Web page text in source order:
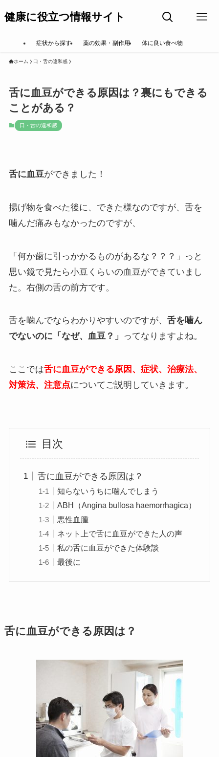
健康に役立つ情報サイト
症状から探す 薬の効果・副作用 体に良い食べ物
ホーム 口・舌の違和感
舌に血豆ができる原因は？裏にもできる
ことがある？
口・舌の違和感
舌に血豆ができました！
揚げ物を食べた後に、できた様なのですが、舌を
噛んだ痛みもなかったのですが、
「何か歯に引っかかるものがあるな？？？」っと
思い鏡で見たら小豆くらいの血豆ができていまし
た。右側の舌の前方です。
舌を噛んでならわかりやすいのですが、 舌を噛ん
でないのに「なぜ、血豆？」 ってなりますよね。
ここでは舌に血豆ができる原因、症状、治療法、
対策法、注意点についてご説明していきます。
目次
舌に血豆ができる原因は？
知らないうちに噛んでしまう
ABH（Angina bullosa haemorrhagica）
悪性血腫
ネット上で舌に血豆ができた人の声
私の舌に血豆ができた体験談
最後に
舌に血豆ができる原因は？